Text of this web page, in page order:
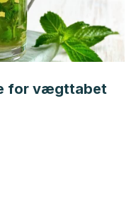
for vægttabet